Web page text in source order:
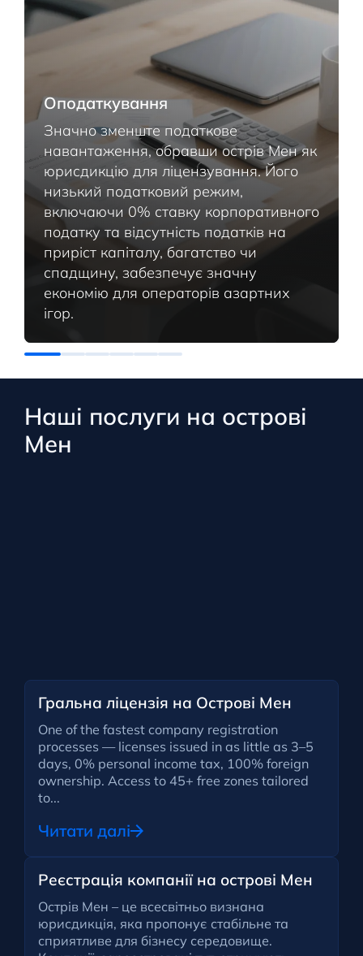
Оподаткування
Значно зменште податкове
навантаження, обравши острів Мен як
юрисдикцію для ліцензування. Його
низький податковий режим,
включаючи 0% ставку корпоративного
податку та відсутність податків на
приріст капіталу, багатство чи
спадщину, забезпечує значну
економію для операторів азартних
ігор.
Наші послуги на острові
Мен
Гральна ліцензія на Острові Мен
One of the fastest company registration
processes — licenses issued in as little as 3–5
days, 0% personal income tax, 100% foreign
ownership. Access to 45+ free zones tailored
to...
Читати далі
Реєстрація компанії на острові Мен
Острів Мен – це всесвітньо визнана
юрисдикція, яка пропонує стабільне та
сприятливе для бізнесу середовище.